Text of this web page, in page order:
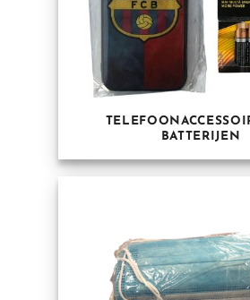
BATTERIJEN